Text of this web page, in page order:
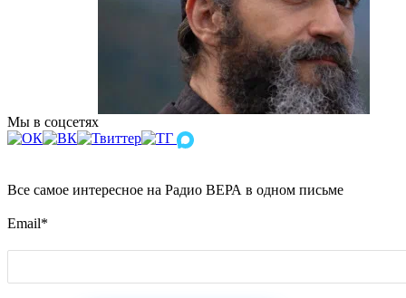
Мы в соцсетях
Все самое интересное на Радио ВЕРА в одном письме
Email*